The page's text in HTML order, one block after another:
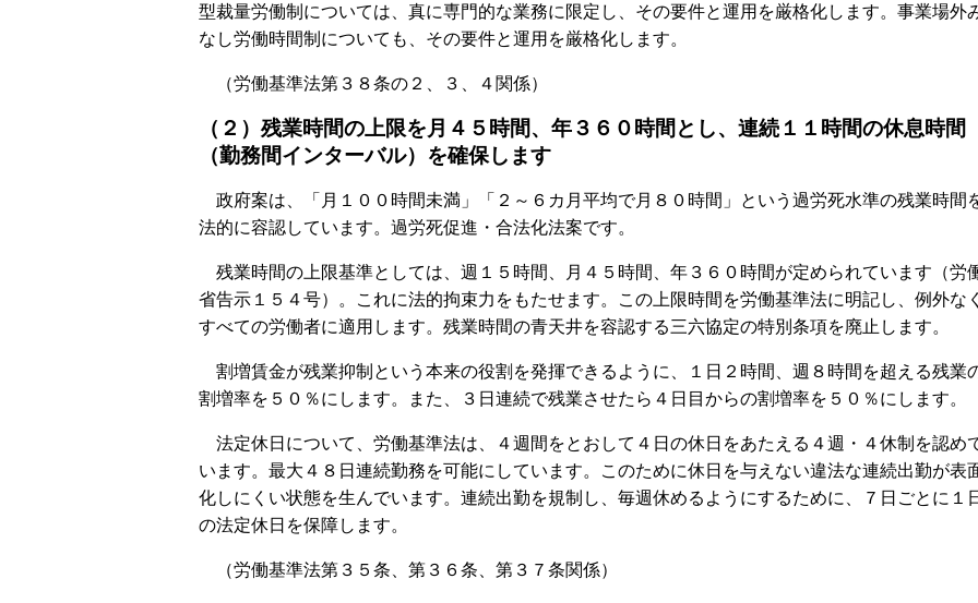
型裁量労働制については、真に専門的な業務に限定し、その要件と運用を厳格化します。事業場外
なし労働時間制についても、その要件と運用を厳格化します。
（労働基準法第３８条の２、３、４関係）
（２）残業時間の上限を月４５時間、年３６０時間とし、連続１１時間の休息時間
（勤務間インターバル）を確保します
政府案は、「月１００時間未満」「２～６カ月平均で月８０時間」という過労死水準の残業時間
法的に容認しています。過労死促進・合法化法案です。
残業時間の上限基準としては、週１５時間、月４５時間、年３６０時間が定められています（労
省告示１５４号）。これに法的拘束力をもたせます。この上限時間を労働基準法に明記し、例外なく
すべての労働者に適用します。残業時間の青天井を容認する三六協定の特別条項を廃止します。
割増賃金が残業抑制という本来の役割を発揮できるように、１日２時間、週８時間を超える残業
割増率を５０％にします。また、３日連続で残業させたら４日目からの割増率を５０％にします。
法定休日について、労働基準法は、４週間をとおして４日の休日をあたえる４週・４休制を認め
います。最大４８日連続勤務を可能にしています。このために休日を与えない違法な連続出勤が表
化しにくい状態を生んでいます。連続出勤を規制し、毎週休めるようにするために、７日ごとに１
の法定休日を保障します。
（労働基準法第３５条、第３６条、第３７条関係）